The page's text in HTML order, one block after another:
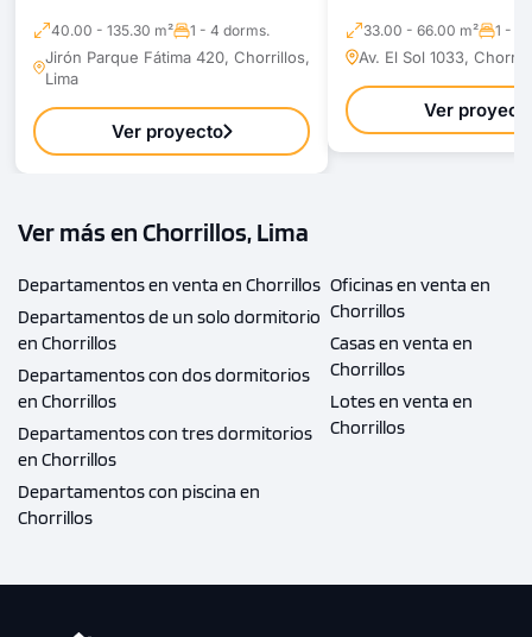
40.00 - 135.30 m² 1 - 4 dorms.
Jirón Parque Fátima 420, Chorrillos,
Lima
Ver proyecto
33.00 - 66.00 m² 1 - 3
Av. El Sol 1033,
Ver
Ver más en Chorrillos, Lima
Departamentos en venta en Chorrillos
Departamentos de un solo dormitorio
en Chorrillos
Departamentos con dos dormitorios
en Chorrillos
Departamentos con tres dormitorios
en Chorrillos
Departamentos con piscina en
Chorrillos
Oficinas en venta en
Chorrillos
Casas en venta en
Chorrillos
Lotes en venta en
Chorrillos